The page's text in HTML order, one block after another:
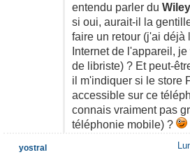
entendu parler du
si oui, aurait-il la
faire un retour (j'ai déjà
Internet de l'appareil,
de libriste) ? Et peut-
il m'indiquer si le store
accessible sur ce
connais vraiment pas
téléphonie mobile) ?
yostral